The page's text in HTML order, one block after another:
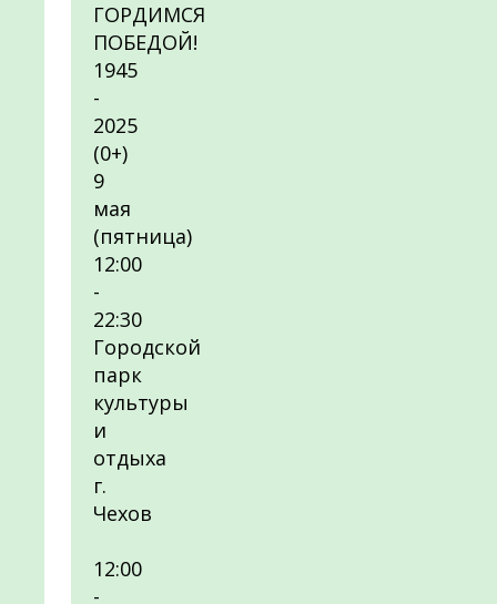
ГОРДИМСЯ
ПОБЕДОЙ!
1945
-
2025
(0+)
9
мая
(пятница)
12:00
-
22:30
Городской
парк
культуры
и
отдыха
г.
Чехов
12:00
-